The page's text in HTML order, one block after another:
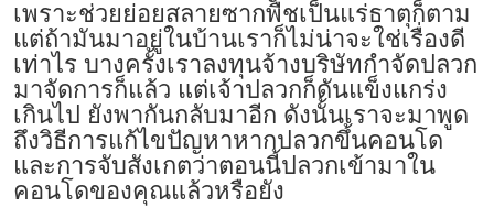
เพราะช่วยย่อยสลายซากพืชเป็นแร่ธาตุก็ตาม
แต่ถ้ามันมาอยู่ในบ้านเราก็ไม่น่าจะใช่เรื่องดี
เท่าไร บางครั้งเราลงทุนจ้างบริษัทกำจัดปลวก
มาจัดการก็แล้ว แต่เจ้าปลวกก็ดันแข็งแกร่ง
เกินไป ยังพากันกลับมาอีก ดังนั้นเราจะมาพูด
ถึงวิธีการแก้ไขปัญหาหากปลวกขึ้นคอนโด
และการจับสังเกตว่าตอนนี้ปลวกเข้ามาใน
คอนโดของคุณแล้วหรือยัง